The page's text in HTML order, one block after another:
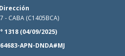
Dirección
- CABA (C1405BCA)
1318 (04/09/2025)
APN-DNDA#MJ